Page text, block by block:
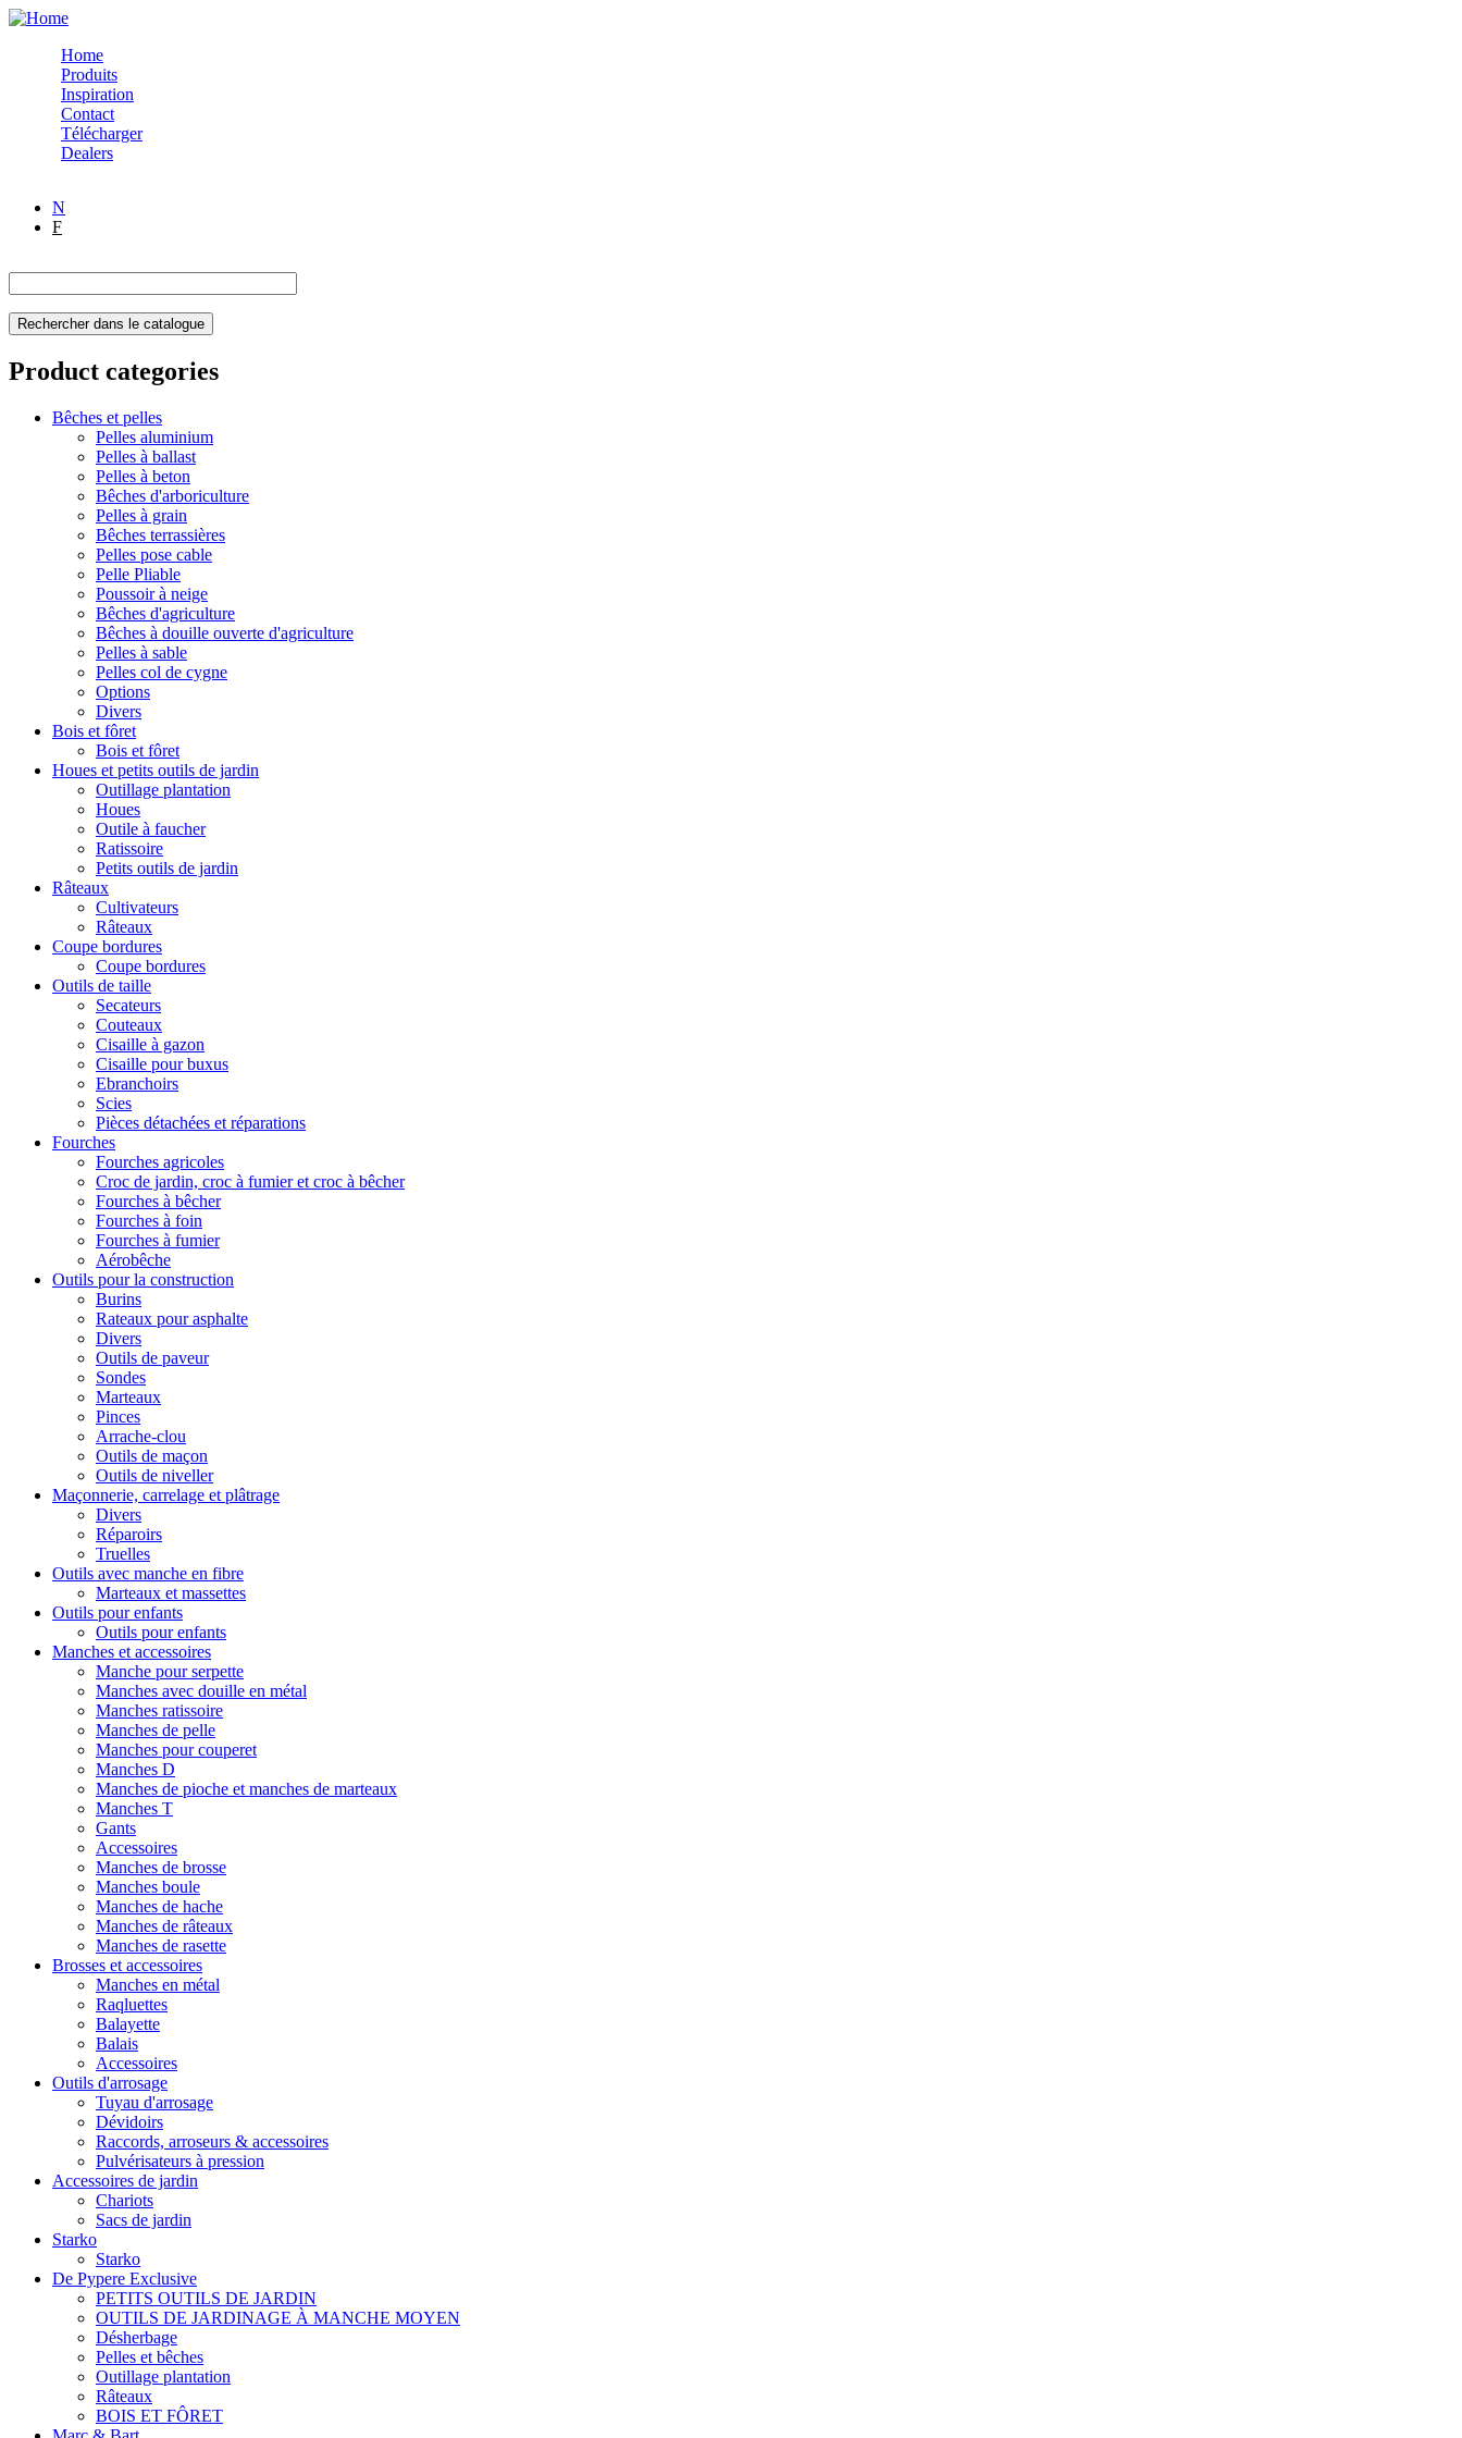
Skip to navigation
Skip to main content
Home
Produits
Inspiration
Contact
Télécharger
Dealers
N
F
Product categories
Bêches et pelles
Pelles aluminium
Pelles à ballast
Pelles à beton
Bêches d'arboriculture
Pelles à grain
Bêches terrassières
Pelles pose cable
Pelle Pliable
Poussoir à neige
Bêches d'agriculture
Bêches à douille ouverte d'agriculture
Pelles à sable
Pelles col de cygne
Options
Divers
Bois et fôret
Bois et fôret
Houes et petits outils de jardin
Outillage plantation
Houes
Outile à faucher
Ratissoire
Petits outils de jardin
Râteaux
Cultivateurs
Râteaux
Coupe bordures
Coupe bordures
Outils de taille
Secateurs
Couteaux
Cisaille à gazon
Cisaille pour buxus
Ebranchoirs
Scies
Pièces détachées et réparations
Fourches
Fourches agricoles
Croc de jardin, croc à fumier et croc à bêcher
Fourches à bêcher
Fourches à foin
Fourches à fumier
Aérobêche
Outils pour la construction
Burins
Rateaux pour asphalte
Divers
Outils de paveur
Sondes
Marteaux
Pinces
Arrache-clou
Outils de maçon
Outils de niveller
Maçonnerie, carrelage et plâtrage
Divers
Réparoirs
Truelles
Outils avec manche en fibre
Marteaux et massettes
Outils pour enfants
Outils pour enfants
Manches et accessoires
Manche pour serpette
Manches avec douille en métal
Manches ratissoire
Manches de pelle
Manches pour couperet
Manches D
Manches de pioche et manches de marteaux
Manches T
Gants
Accessoires
Manches de brosse
Manches boule
Manches de hache
Manches de râteaux
Manches de rasette
Brosses et accessoires
Manches en métal
Raqluettes
Balayette
Balais
Accessoires
Outils d'arrosage
Tuyau d'arrosage
Dévidoirs
Raccords, arroseurs & accessoires
Pulvérisateurs à pression
Accessoires de jardin
Chariots
Sacs de jardin
Starko
Starko
De Pypere Exclusive
PETITS OUTILS DE JARDIN
OUTILS DE JARDINAGE À MANCHE MOYEN
Désherbage
Pelles et bêches
Outillage plantation
Râteaux
BOIS ET FÔRET